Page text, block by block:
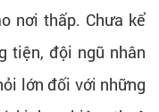
nơi thấp. Chưa kể
tiện, đội ngũ nhân
lớn đối với những